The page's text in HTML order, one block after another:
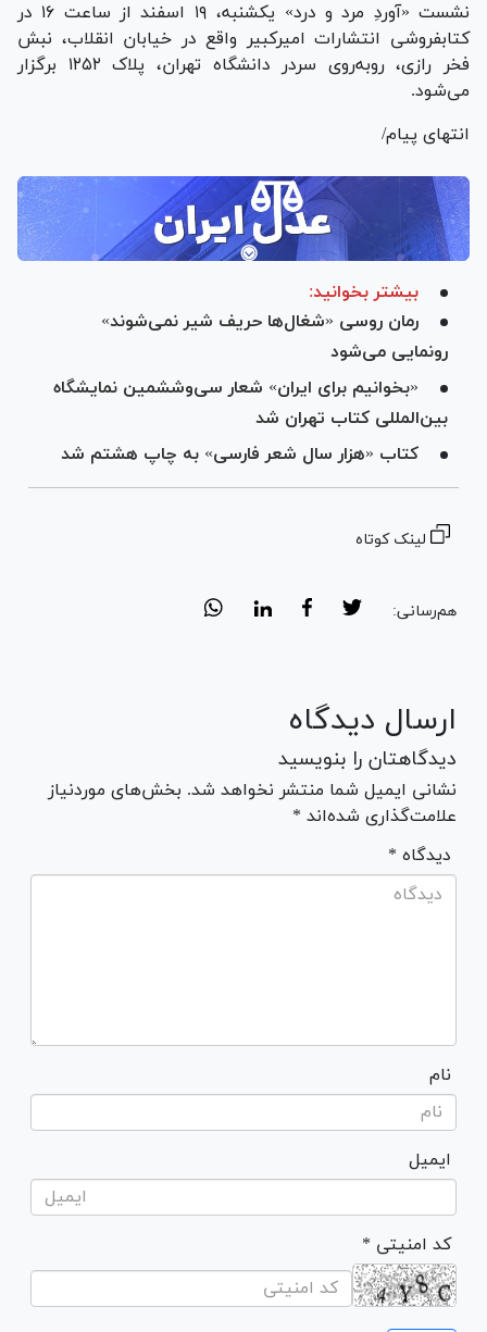
نشست «آوردِ مرد و درد» یکشنبه، ۱۹ اسفند از ساعت ۱۶ در
کتابفروشی انتشارات امیرکبیر واقع در خیابان انقلاب، نبش
فخر رازی، روبه‌روی سردر دانشگاه تهران، پلاک ۱۲۵۲ برگزار
می‌شود.
انتهای پیام/
بیشتر بخوانید:
رمان روسی «شغال‌ها حریف شیر نمی‌شوند»
رونمایی می‌شود
«بخوانیم برای ایران» شعار سی‌وششمین نمایشگاه
بین‌المللی کتاب تهران شد
کتاب «هزار سال شعر فارسی» به چاپ هشتم شد
لینک کوتاه
هم‌رسانی:
ارسال دیدگاه
دیدگاهتان را بنویسید
نشانی ایمیل شما منتشر نخواهد شد. بخش‌های موردنیاز
علامت‌گذاری شده‌اند *
* دیدگاه
نام
ایمیل
* کد امنیتی